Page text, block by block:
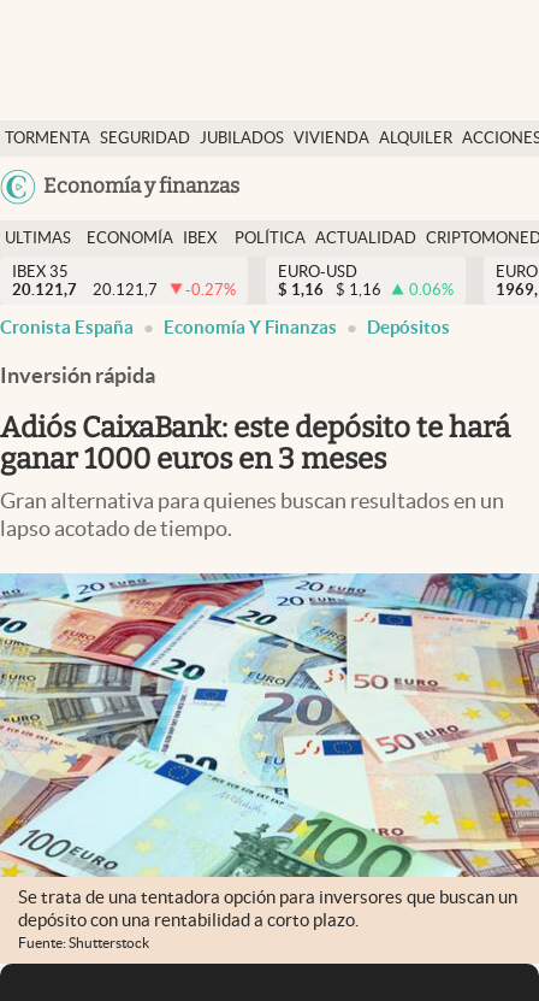
TORMENTA SEGURIDAD JUBILADOS VIVIENDA ALQUILER
Colombia
Economía y finanzas
Economía y finanzas
Política
Actualidad
Criptomonedas
España
ULTIMAS
NOTICIAS
ECONOMÍA
FINANZAS
IBEX
EURO
POLÍTICA ACTUALIDAD
IBEX 35
20.121,7
20.121,7 -0.27%
EURO-USD
$ 1,16 $ 1,16 0.06%
Cronista España Economía Y Finanzas Depósitos
Inversión rápida
Adiós CaixaBank: este depósito te hará
ganar 1000 euros en 3 meses
Gran alternativa para quienes buscan resultados en un
lapso acotado de tiempo.
Se trata de una tentadora opción para inversores que buscan un
depósito con una rentabilidad a corto plazo.
Fuente: Shutterstock